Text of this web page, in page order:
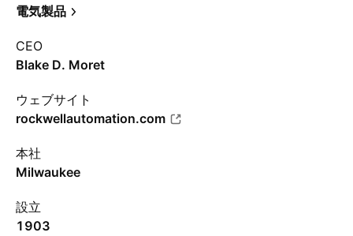
電気製品
CEO
Blake D. Moret
ウェブサイト
rockwellautomation.com
本社
Milwaukee
設立
1903